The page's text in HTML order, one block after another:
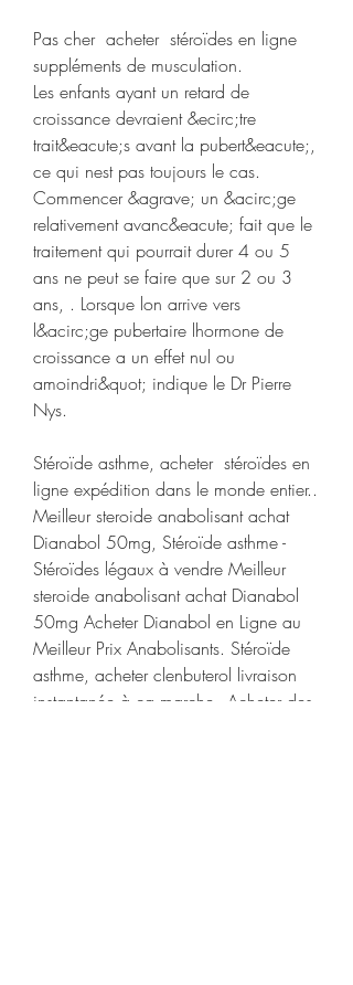
Pas cher  acheter  stéroïdes en ligne
suppléments de musculation.
Les enfants ayant un retard de
croissance devraient &ecirc;tre
trait&eacute;s avant la pubert&eacute;,
ce qui nest pas toujours le cas.
Commencer &agrave; un &acirc;ge
relativement avanc&eacute; fait que le
traitement qui pourrait durer 4 ou 5
ans ne peut se faire que sur 2 ou 3
ans, . Lorsque lon arrive vers
l&acirc;ge pubertaire lhormone de
croissance a un effet nul ou
amoindri&quot; indique le Dr Pierre
Nys.
Stéroïde asthme, acheter  stéroïdes en
ligne expédition dans le monde entier..
Meilleur steroide anabolisant achat
Dianabol 50mg, Stéroïde asthme -
Stéroïdes légaux à vendre Meilleur
steroide anabolisant achat Dianabol
50mg Acheter Dianabol en Ligne au
Meilleur Prix Anabolisants. Stéroïde
asthme, acheter clenbuterol livraison
instantanée à ça marche - Acheter des